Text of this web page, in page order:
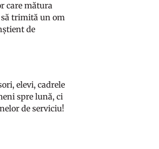
care mătura
să trimită un om
de
elevi, cadrele
spre lună, ci
de serviciu!